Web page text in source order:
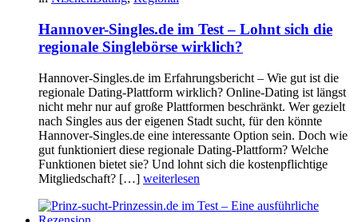
Hannover-Singles.de im Test – Lohnt sich die
regionale Singlebörse wirklich?
Hannover-Singles.de im Erfahrungsbericht – Wie gut ist die
regionale Dating-Plattform wirklich? Online-Dating ist längst
nicht mehr nur auf große Plattformen beschränkt. Wer gezielt
nach Singles aus der eigenen Stadt sucht, für den könnte
Hannover-Singles.de eine interessante Option sein. Doch wie
gut funktioniert diese regionale Dating-Plattform? Welche
Funktionen bietet sie? Und lohnt sich die kostenpflichtige
Mitgliedschaft? […] weiterlesen